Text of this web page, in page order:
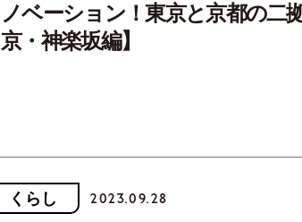
ノベーション！東京と京都の二
京・神楽坂編】
くらし 2023.09.28